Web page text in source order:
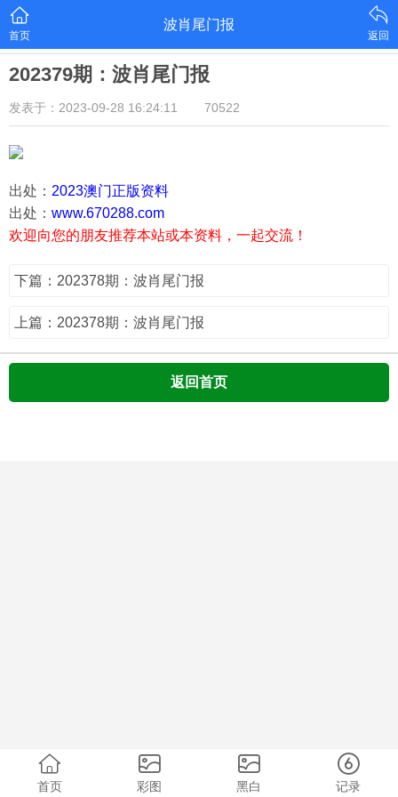
首页
波肖尾门报
返回
202379期：波肖尾门报
发表于：2023-09-28 16:24:11 70522
出处： 2023澳门正版资料
出处： www.670288.com
欢迎向您的朋友推荐本站或本资料，一起交流！
下篇：202378期：波肖尾门报
上篇：202378期：波肖尾门报
返回首页
首页 彩图 黑白 记录